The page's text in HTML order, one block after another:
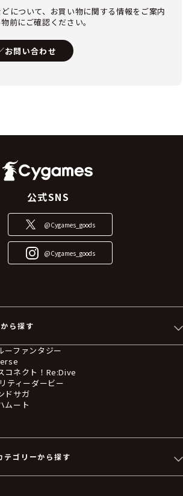
について、お買い物に関する情報をご案内
前にご確認ください。
お問い合わせ
公式SNS
@Cygames_goods
@Cygames_goods
ら探す
ーファンタジー
コネクト！Re:Dive
ティーダービー
ドサガ
ムート
テゴリーから探す